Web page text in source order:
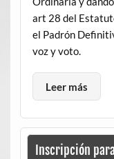
art 28 del
el Padrón
voz y voto.
Leer más
Inscripción